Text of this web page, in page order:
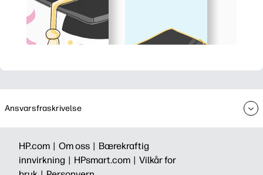
Ansvarsfraskrivelse
HP.com | Om oss | Bærekraftig
innvirkning | HPsmart.com | Vilkår for